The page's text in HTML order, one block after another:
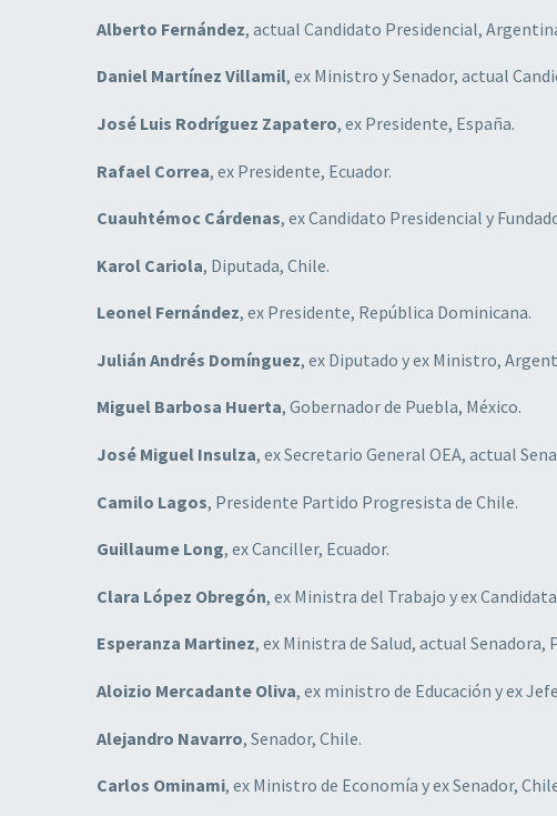
Alberto Fernández, actual Candidato Presidencial,
Daniel Martínez Villamil, ex Ministro y Senador, actual
José Luis Rodríguez Zapatero, ex Presidente, España.
Rafael Correa, ex Presidente, Ecuador.
Cuauhtémoc Cárdenas, ex Candidato Presidencial y
Karol Cariola, Diputada, Chile.
Leonel Fernández, ex Presidente, República Dominicana.
Julián Andrés Domínguez, ex Diputado y ex Ministro,
Miguel Barbosa Huerta, Gobernador de Puebla, México.
José Miguel Insulza, ex Secretario General OEA, actual
Camilo Lagos, Presidente Partido Progresista de Chile.
Guillaume Long, ex Canciller, Ecuador.
Clara López Obregón, ex Ministra del Trabajo y ex
Esperanza Martinez, ex Ministra de Salud, actual Senadora,
Aloizio Mercadante Oliva, ex ministro de Educación y ex
Alejandro Navarro, Senador, Chile.
Carlos Ominami, ex Ministro de Economía y ex Senador,